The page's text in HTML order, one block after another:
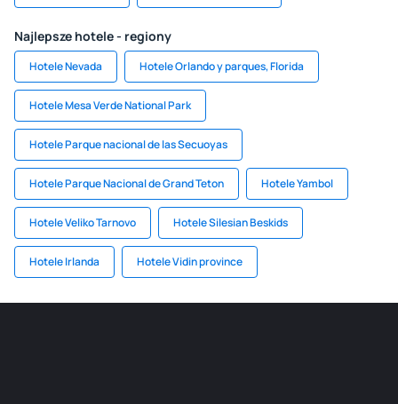
Najlepsze hotele - regiony
Hotele Nevada Hotele Orlando y parques, Florida
Hotele Mesa Verde National Park
Hotele Parque nacional de las Secuoyas
Hotele Parque Nacional de Grand Teton Hotele Yambol
Hotele Veliko Tarnovo Hotele Silesian Beskids
Hotele Irlanda Hotele Vidin province